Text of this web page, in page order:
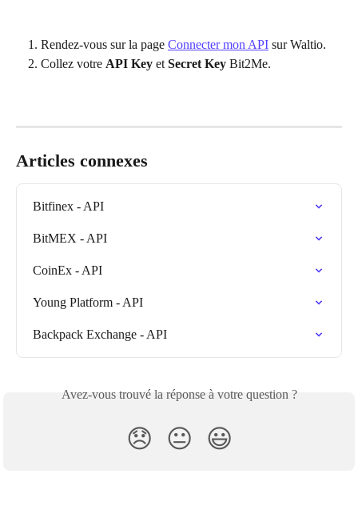
Rendez-vous sur la page Connecter mon API sur Waltio.
Collez votre API Key et Secret Key Bit2Me.
Articles connexes
Bitfinex - API
BitMEX - API
CoinEx - API
Young Platform - API
Backpack Exchange - API
Avez-vous trouvé la réponse à votre question ?
😞 😐 😃